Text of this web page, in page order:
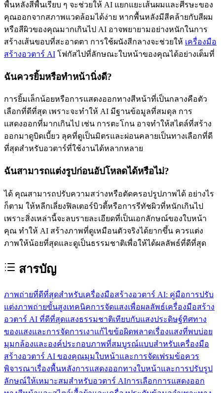
พื้นหลังสีพื้นเรียบ ๆ จะช่วยให้ AI แยกแยะเส้นผมและศีรษะของ
คุณออกจากสภาพแวดล้อมได้ง่าย หากพื้นหลังมีสีคล้ายกับสีผม
หรือสีผิวของคุณมากเกินไป AI อาจพยายามอย่างหนักในการ
สร้างเส้นขอบที่สะอาดตา การใช้ผนังสีกลางจะช่วยให้ เครื่องมือ
สร้างอวตาร์ AI โฟกัสไปที่ลักษณะใบหน้าของคุณได้อย่างเต็มที่
ฉันควรยิ้มหรือทำหน้านิ่งดี?
การยิ้มเล็กน้อยหรือการแสดงออกทางสีหน้าที่เป็นกลางคือตัว
เลือกที่ดีที่สุด เพราะจะทำให้ AI มีฐานข้อมูลที่สมดุล การ
แสดงออกที่มากเกินไป เช่น การตะโกน อาจทำให้สไตล์ที่สร้าง
ออกมาดูบิดเบี้ยว ลุคที่ดูเป็นมิตรและผ่อนคลายเป็นทางเลือกที่ดี
ที่สุดสำหรับอวตาร์ที่ใช้งานได้หลากหลาย
ฉันสามารถแต่งรูปก่อนอัปโหลดได้หรือไม่?
ได้ คุณสามารถปรับความสว่างหรือตัดครอปรูปภาพได้ อย่างไร
ก็ตาม ให้หลีกเลี่ยงฟิลเตอร์บิวตี้หรือการรีทัชผิวที่หนักเกินไป
เพราะสิ่งเหล่านี้จะลบรายละเอียดที่เป็นเอกลักษณ์ของใบหน้า
คุณ ทำให้ AI สร้างภาพที่ดูเหมือนตัวจริงได้ยากขึ้น ควรแต่ง
ภาพให้น้อยที่สุดและดูเป็นธรรมชาติเพื่อให้ได้ผลลัพธ์ที่ดีที่สุด
สารบัญ
ภาพถ่ายที่ดีที่สุดสำหรับเครื่องมือสร้างอวตาร์ AI: คู่มือการปรับ
แต่งภาพถ่ายขั้นสูงเทคนิคการจัดแสงเพื่อผลลัพธ์เครื่องมือสร้าง
อวตาร์ AI ที่ดีที่สุดแสงธรรมชาติเทียบกับแสงประดิษฐ์ทิศทาง
ของแสงและการจัดการเงาแก้ไขข้อผิดพลาดเรื่องแสงที่พบบ่อย
มุมกล้องและองค์ประกอบภาพที่สมบูรณ์แบบสำหรับเครื่องมือ
สร้างอวตาร์ AI ของคุณมุมใบหน้าและการจัดเฟรมข้อควร
พิจารณาเรื่องพื้นหลังการแสดงออกทางใบหน้าและการปรับรูป
ลักษณ์ให้เหมาะสมสำหรับอวตาร์ AIการเลือกการแสดงออก